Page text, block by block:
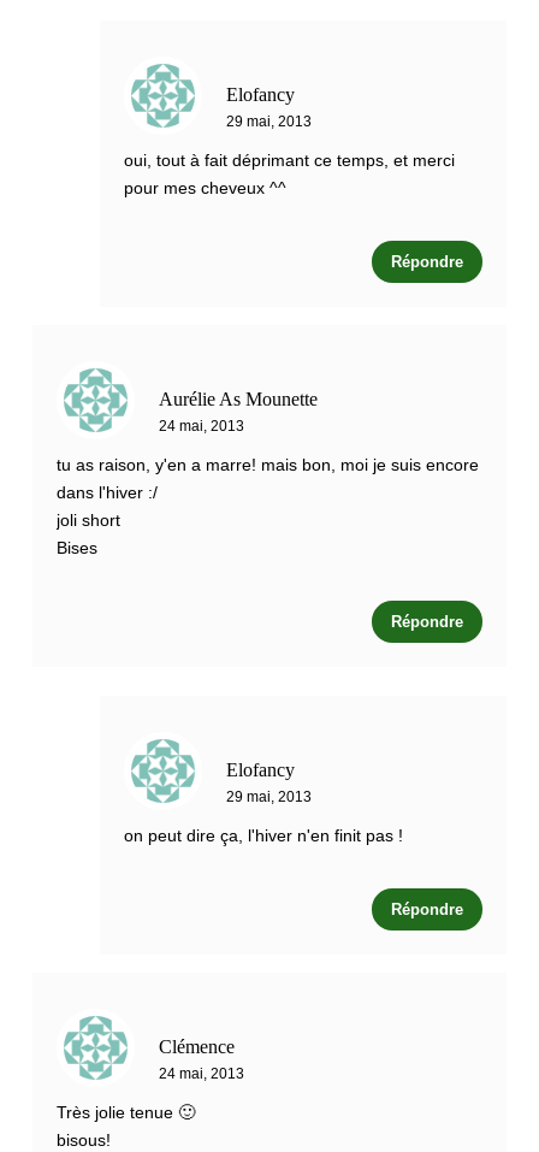
Elofancy
29 mai, 2013
oui, tout à fait déprimant ce temps, et merci
pour mes cheveux ^^
Répondre
Aurélie As Mounette
24 mai, 2013
tu as raison, y'en a marre! mais bon, moi je suis encore
dans l'hiver :/
joli short
Bises
Répondre
Elofancy
29 mai, 2013
on peut dire ça, l'hiver n'en finit pas !
Répondre
Clémence
24 mai, 2013
Très jolie tenue 🙂
bisous!